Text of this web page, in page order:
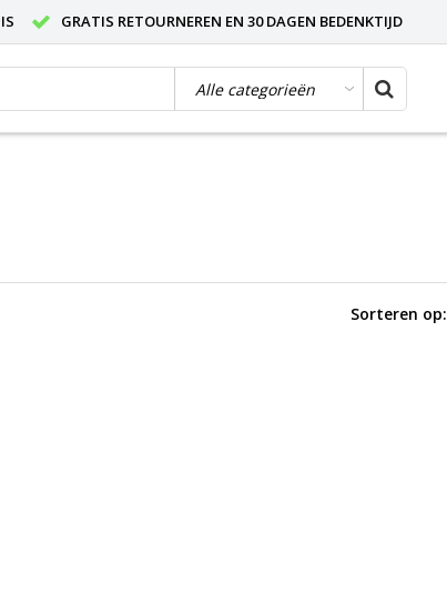
GRATIS RETOURNEREN EN 30 DAGEN BEDENKTIJD
Sorteren op: